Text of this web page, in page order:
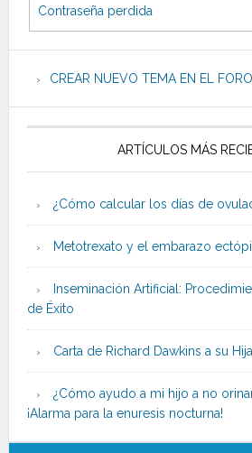
Contraseña perdida
CREAR NUEVO TEMA EN EL FORO
ARTÍCULOS MÁS
¿Cómo calcular los días de
Metotrexato y el embarazo
Inseminación Artificial:
de Éxito
Carta de Richard Dawkins a su
¿Cómo ayudo a mi hijo a no
¡Alarma para la enuresis nocturna!